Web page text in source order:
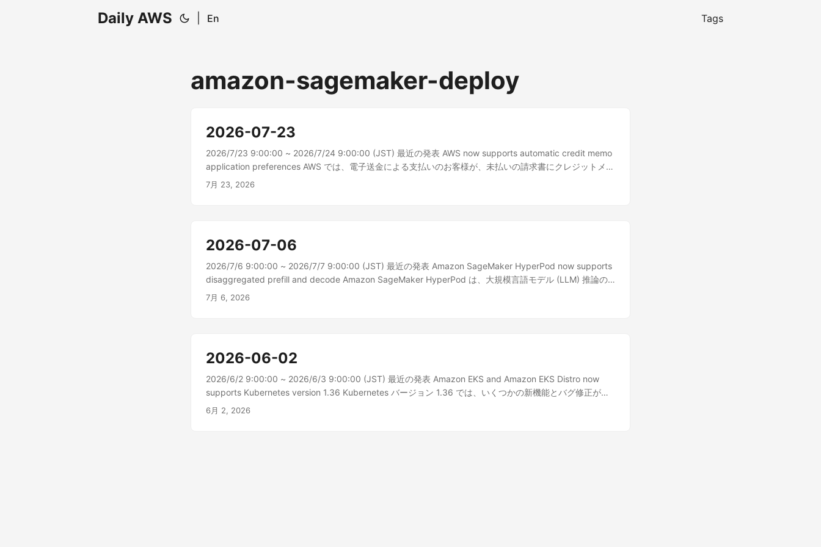
Daily AWS En Tags
amazon-sagemaker-deploy
2026-07-23
2026/7/23 9:00:00 ~ 2026/7/24 9:00:00 (JST) 最近の発表 AWS now supports automatic credit memo
application preferences AWS では、電子送金による支払いのお客様が、未払いの請求書にクレジットメモ
を自動的に適用する方法を設定でき...
7月 23, 2026
2026-07-06
2026/7/6 9:00:00 ~ 2026/7/7 9:00:00 (JST) 最近の発表 Amazon SageMaker HyperPod now supports
disaggregated prefill and decode Amazon SageMaker HyperPod は、大規模言語モデル (LLM) 推論の 2
つのフェーズ (プリフィルとデコード) を専用の GPU プールに分け、GP...
7月 6, 2026
2026-06-02
2026/6/2 9:00:00 ~ 2026/6/3 9:00:00 (JST) 最近の発表 Amazon EKS and Amazon EKS Distro now
supports Kubernetes version 1.36 Kubernetes バージョン 1.36 では、いくつかの新機能とバグ修正が導
入されました。AWS は、Amazon Elastic Kubernetes Service (EKS) と...
6月 2, 2026